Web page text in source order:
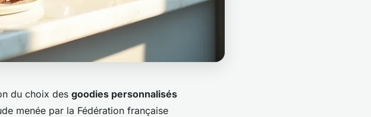
du choix des goodies personnalisés
menée par la Fédération française